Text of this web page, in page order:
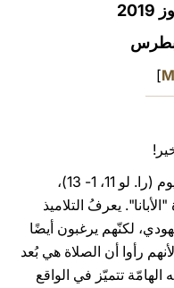
بطرس
]
يروي القدّيس لوقا في صفحة إنجيلاليوم (را. لو 11، 1- 13)،
يعرفُ التلاميذ
لكنّهم يرغبون أيضًا
رأوا أن الصلاة هي بُعد
تتميّز في الواقع